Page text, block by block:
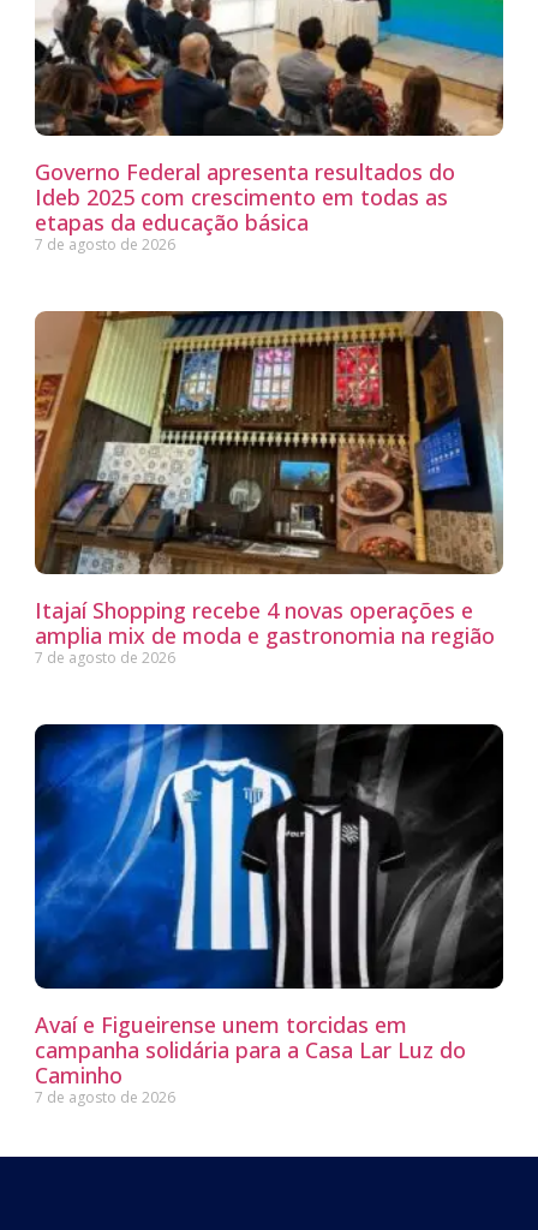
Governo Federal apresenta resultados do
Ideb 2025 com crescimento em todas as
etapas da educação básica
7 de agosto de 2026
Itajaí Shopping recebe 4 novas operações e
amplia mix de moda e gastronomia na região
7 de agosto de 2026
Avaí e Figueirense unem torcidas em
campanha solidária para a Casa Lar Luz do
Caminho
7 de agosto de 2026